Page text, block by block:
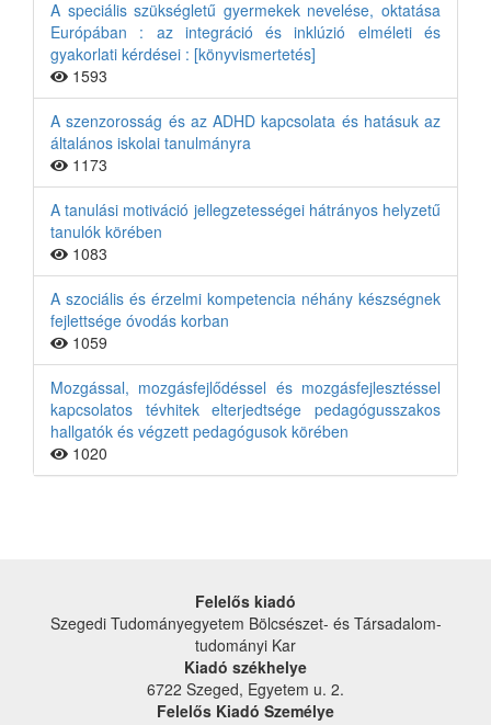
A speciális szükségletű gyermekek nevelése, oktatása
Európában : az integráció és inklúzió elméleti és
gyakorlati kérdései : [könyvismertetés]
1593
A szenzorosság és az ADHD kapcsolata és hatásuk az
általános iskolai tanulmányra
1173
A tanulási motiváció jellegzetességei hátrányos helyzetű
tanulók körében
1083
A szociális és érzelmi kompetencia néhány készségnek
fejlettsége óvodás korban
1059
Mozgással, mozgásfejlődéssel és mozgásfejlesztéssel
kapcsolatos tévhitek elterjedtsége pedagógusszakos
hallgatók és végzett pedagógusok körében
1020
Felelős kiadó
Szegedi Tudományegyetem Bölcsészet- és Társadalom­
tudományi Kar
Kiadó székhelye
6722 Szeged, Egyetem u. 2.
Felelős Kiadó Személye